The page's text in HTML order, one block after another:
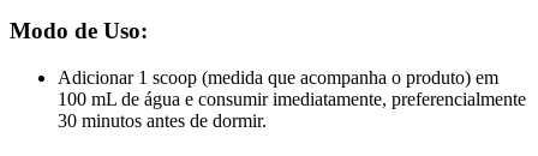
Modo de Uso:
Adicionar 1 scoop (medida que acompanha o produto) em
100 mL de água e consumir imediatamente, preferencialmente
30 minutos antes de dormir.